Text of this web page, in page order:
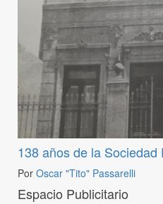
138 años de la Sociedad
Por Oscar "Tito" Passarelli
Espacio Publicitario